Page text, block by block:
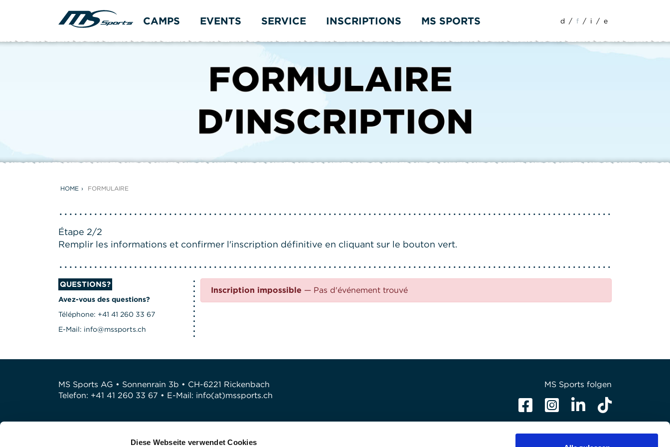
Diese Webseite verwendet Cookies
CAMPS EVENTS SERVICE INSCRIPTIONS MS SPORTS d / f / i / e
HOME FORMULAIRE
Étape 2/2
Remplir les informations et confirmer l'inscription définitive en cliquant sur le bouton vert.
Inscription impossible — Pas d'événement trouvé
QUESTIONS?
Avez-vous des questions?
Téléphone: +41 41 260 33 67
E-Mail: info@mssports.ch
MS Sports AG • Sonnenrain 3b • CH-6221 Rickenbach
Telefon: +41 41 260 33 67 • E-Mail: info(at)mssports.ch
MS Sports folgen